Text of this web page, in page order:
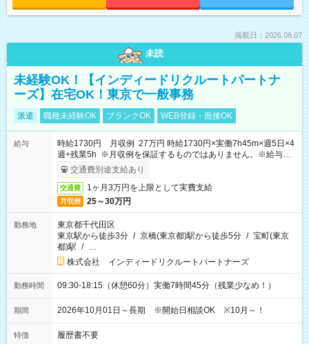
掲載日：2026.08.07
未読
未経験OK！【インディードリクルートパートナ
ーズ】在宅OK！東京で一般事務
派遣 職種未経験OK ブランクOK WEB登録・面接OK
給与
時給1730円 月収例 27万円 時給1730円×実働7h45m×週5日×4
週+残業5h ※月収例を保証するものではありません。※給与即
受取りサービス利用可（利用条件有）
交通費別途支給あり
交通費 1ヶ月3万円を上限として実費支給
月収例 25～30万円
勤務地
東京都千代田区
東京駅から徒歩3分 / 京橋(東京都)駅から徒歩5分 / 宝町(東京
都)駅 / …
株式会社 インディードリクルートパートナーズ
勤務時間 09:30-18:15（休憩60分）実働7時間45分（残業少なめ！）
期間 2026年10月01日～長期 ※開始日相談OK ※10月～！
特徴 履歴書不要